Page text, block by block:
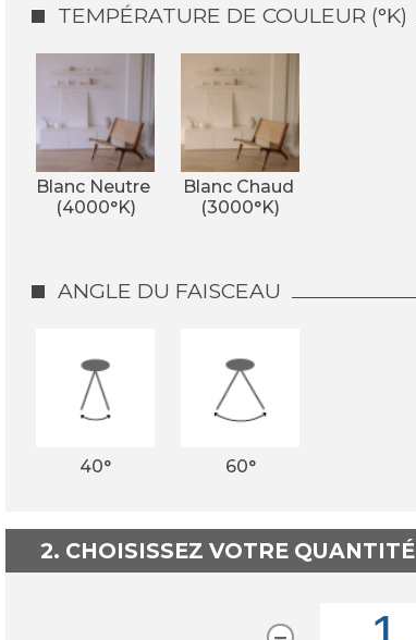
TEMPÉRATURE DE COULEUR (°K)
Blanc Neutre
(4000°K)
Blanc Chaud
(3000°K)
ANGLE DU FAISCEAU
40° 60°
2. CHOISISSEZ VOTRE QUANTITÉ